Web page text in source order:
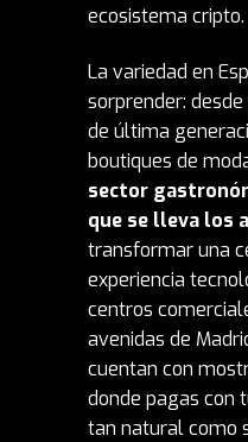
ecosistema cripto.
La variedad en
sorprender:
de última
boutiques de
sector
que se lleva los
transformar una
experiencia
centros
avenidas de
cuentan con
donde pagas con
tan natural como